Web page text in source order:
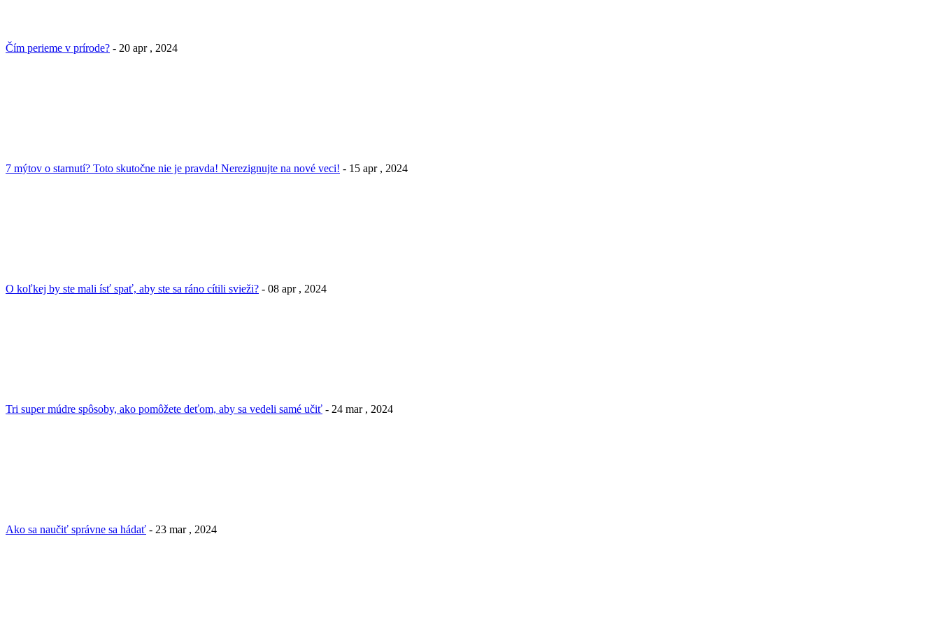
Čím perieme v prírode? - 20 apr , 2024
7 mýtov o starnutí? Toto skutočne nie je pravda! Nerezignujte na nové veci! - 15 apr , 2024
O koľkej by ste mali ísť spať, aby ste sa ráno cítili svieži? - 08 apr , 2024
Tri super múdre spôsoby, ako pomôžete deťom, aby sa vedeli samé učiť - 24 mar , 2024
Ako sa naučiť správne sa hádať - 23 mar , 2024